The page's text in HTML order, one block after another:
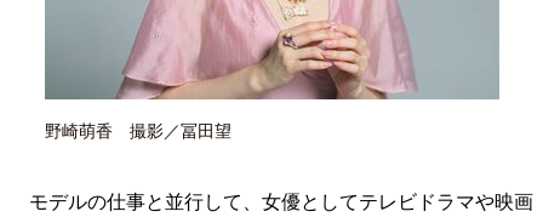
野崎萌香 撮影／冨田望
モデルの仕事と並行して、女優としてテレビドラマや映画